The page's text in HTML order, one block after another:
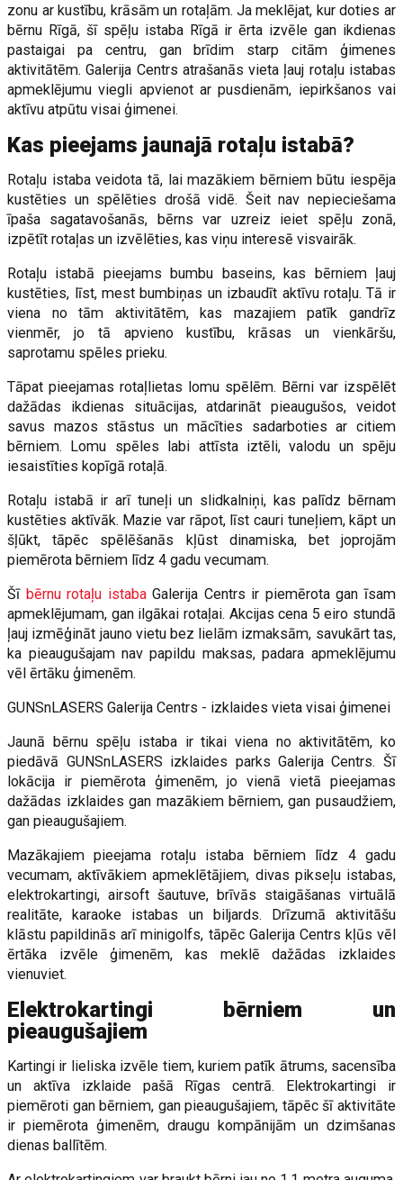
zonu ar kustību, krāsām un rotaļām. Ja meklējat, kur doties ar
bērnu Rīgā, šī spēļu istaba Rīgā ir ērta izvēle gan ikdienas
pastaigai pa centru, gan brīdim starp citām ģimenes
aktivitātēm. Galerija Centrs atrašanās vieta ļauj rotaļu istabas
apmeklējumu viegli apvienot ar pusdienām, iepirkšanos vai
aktīvu atpūtu visai ģimenei.
Kas pieejams jaunajā rotaļu istabā?
Rotaļu istaba veidota tā, lai mazākiem bērniem būtu iespēja
kustēties un spēlēties drošā vidē. Šeit nav nepieciešama
īpaša sagatavošanās, bērns var uzreiz ieiet spēļu zonā,
izpētīt rotaļas un izvēlēties, kas viņu interesē visvairāk.
Rotaļu istabā pieejams bumbu baseins, kas bērniem ļauj
kustēties, līst, mest bumbiņas un izbaudīt aktīvu rotaļu. Tā ir
viena no tām aktivitātēm, kas mazajiem patīk gandrīz
vienmēr, jo tā apvieno kustību, krāsas un vienkāršu,
saprotamu spēles prieku.
Tāpat pieejamas rotaļlietas lomu spēlēm. Bērni var izspēlēt
dažādas ikdienas situācijas, atdarināt pieaugušos, veidot
savus mazos stāstus un mācīties sadarboties ar citiem
bērniem. Lomu spēles labi attīsta iztēli, valodu un spēju
iesaistīties kopīgā rotaļā.
Rotaļu istabā ir arī tuneļi un slidkalniņi, kas palīdz bērnam
kustēties aktīvāk. Mazie var rāpot, līst cauri tuneļiem, kāpt un
šļūkt, tāpēc spēlēšanās kļūst dinamiska, bet joprojām
piemērota bērniem līdz 4 gadu vecumam.
Šī bērnu rotaļu istabaGalerija Centrs ir piemērota gan īsam
apmeklējumam, gan ilgākai rotaļai. Akcijas cena 5 eiro stundā
ļauj izmēģināt jauno vietu bez lielām izmaksām, savukārt tas,
ka pieaugušajam nav papildu maksas, padara apmeklējumu
vēl ērtāku ģimenēm.
GUNSnLASERS Galerija Centrs - izklaides vieta visai ģimenei
Jaunā bērnu spēļu istaba ir tikai viena no aktivitātēm, ko
piedāvā GUNSnLASERS izklaides parks Galerija Centrs. Šī
lokācija ir piemērota ģimenēm, jo vienā vietā pieejamas
dažādas izklaides gan mazākiem bērniem, gan pusaudžiem,
gan pieaugušajiem.
Mazākajiem pieejama rotaļu istaba bērniem līdz 4 gadu
vecumam, aktīvākiem apmeklētājiem, divas pikseļu istabas,
elektrokartingi, airsoft šautuve, brīvās staigāšanas virtuālā
realitāte, karaoke istabas un biljards. Drīzumā aktivitāšu
klāstu papildinās arī minigolfs, tāpēc Galerija Centrs kļūs vēl
ērtāka izvēle ģimenēm, kas meklē dažādas izklaides
vienuviet.
Elektrokartingi bērniem un
pieaugušajiem
Kartingi ir lieliska izvēle tiem, kuriem patīk ātrums, sacensība
un aktīva izklaide pašā Rīgas centrā. Elektrokartingi ir
piemēroti gan bērniem, gan pieaugušajiem, tāpēc šī aktivitāte
ir piemērota ģimenēm, draugu kompānijām un dzimšanas
dienas ballītēm.